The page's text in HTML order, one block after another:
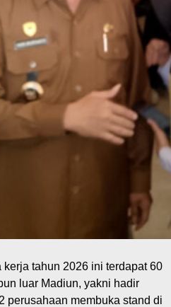
tahun 2026 ini terdapat 60
luar Madiun, yakni hadir
perusahaan membuka stand di